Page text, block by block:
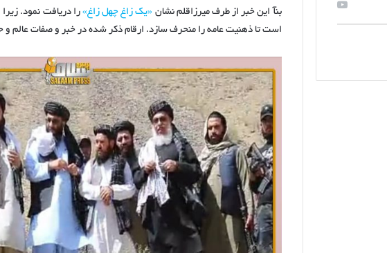
بنآ این خبر از طرف میرزاقلم نشان «یک زاغ چهل زاغ» را دریافت نمود.
است تا ذهنیت عامه را منحرف سازد. ارقام ذکر شده در خبر و صفات عالم و